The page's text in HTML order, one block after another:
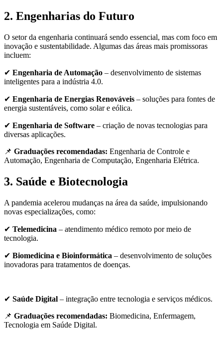
2. Engenharias do Futuro
O setor da engenharia continuará sendo essencial, mas com foco em
inovação e sustentabilidade. Algumas das áreas mais promissoras
incluem:
✔ Engenharia de Automação – desenvolvimento de sistemas
inteligentes para a indústria 4.0.
✔ Engenharia de Energias Renováveis – soluções para fontes de
energia sustentáveis, como solar e eólica.
✔ Engenharia de Software – criação de novas tecnologias para
diversas aplicações.
📌 Graduações recomendadas: Engenharia de Controle e
Automação, Engenharia de Computação, Engenharia Elétrica.
3. Saúde e Biotecnologia
A pandemia acelerou mudanças na área da saúde, impulsionando
novas especializações, como:
✔ Telemedicina – atendimento médico remoto por meio de
tecnologia.
✔ Biomedicina e Bioinformática – desenvolvimento de soluções
inovadoras para tratamentos de doenças.
✔ Saúde Digital – integração entre tecnologia e serviços médicos.
📌 Graduações recomendadas: Biomedicina, Enfermagem,
Tecnologia em Saúde Digital.